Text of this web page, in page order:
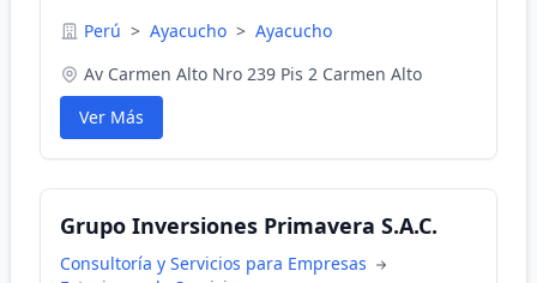
Perú > Ayacucho > Ayacucho
Av Carmen Alto Nro 239 Pis 2 Carmen Alto
Ver Más
Grupo Inversiones Primavera S.A.C.
Consultoría y Servicios para Empresas